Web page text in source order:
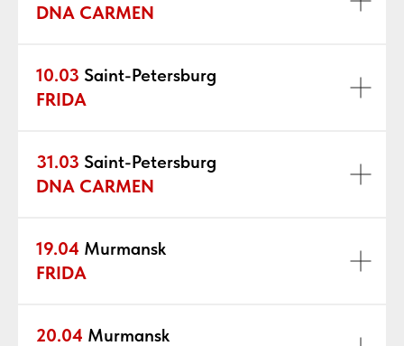
DNA CARMEN
10.03 Saint-Petersburg
FRIDA
31.03 Saint-Petersburg
DNA CARMEN
19.04 Murmansk
FRIDA
20.04 Murmansk